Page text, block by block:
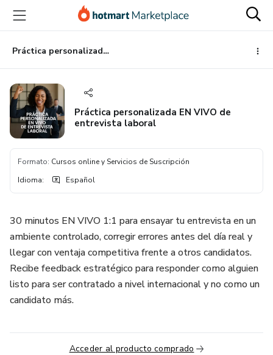
principal
página
de
página
Práctica personalizada EN VIVO de entrevista laboral
Práctica personalizada EN VIVO de
entrevista laboral
Formato: Cursos online y Servicios de Suscripción
Idioma: Español
30 minutos EN VIVO 1:1 para ensayar tu entrevista en un
ambiente controlado, corregir errores antes del día real y
llegar con ventaja competitiva frente a otros candidatos.
Recibe feedback estratégico para responder como alguien
listo para ser contratado a nivel internacional y no como un
candidato más.
Acceder al producto comprado